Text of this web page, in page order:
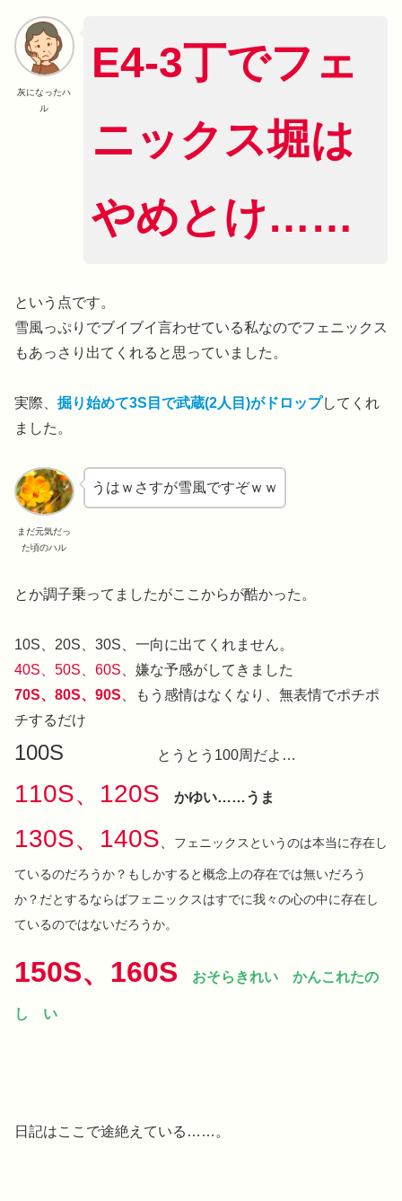
灰になったハ
ル
E4-3丁でフェ
ニックス堀は
やめとけ……
という点です。
雪風っぷりでブイブイ言わせている私なのでフェニックス
もあっさり出てくれると思っていました。
実際、 掘り始めて3S目で武蔵(2人目)がドロップしてくれ
ました。
まだ元気だっ
た頃のハル
うはｗさすが雪風ですぞｗｗ
とか調子乗ってましたがここからが酷かった。
10S、20S、30S、一向に出てくれません。
40S、50S、60S 、嫌な予感がしてきました
70S、80S、90S 、もう感情はなくなり、無表情でポチポ
チするだけ
100S とうとう100周だよ…
110S、120S かゆい……うま
130S、140S フェニックスというのは本当に存在し
ているのだろうか？もしかすると概念上の存在では無いだろう
か？だとするならばフェニックスはすでに我々の心の中に存在し
ているのではないだろうか。
150S、160S おそらきれい かんこれたの
し い
日記はここで途絶えている……。